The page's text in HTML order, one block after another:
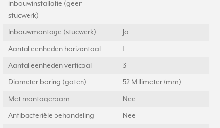
inbouwinstallatie (geen
stucwerk)
Inbouwmontage (stucwerk) Ja
Aantal eenheden horizontaal 1
Aantal eenheden verticaal 3
Diameter boring (gaten) 52 Millimeter (mm)
Met montageraam Nee
Antibacteriële behandeling Nee